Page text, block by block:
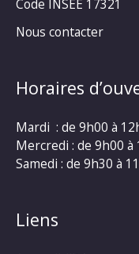
Code INSEE 17321
Nous contacter
Horaires
Mardi : de 9h00 à
Mercredi : de 9h00
Samedi : de 9h30 à
Liens